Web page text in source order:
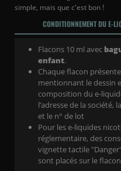
simple, mais que c'est bon !
CONDITIONNEMENT DU E-
Flacons 10 ml avec
enfant.
Chaque flacon
mentionnant le dessin
composition du e-
l’adresse de la
et le n° de lot
Pour les e-liquides
réglementaire, des
vignette tactile
sont placés sur le